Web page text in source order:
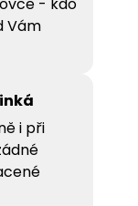
Vám
i při